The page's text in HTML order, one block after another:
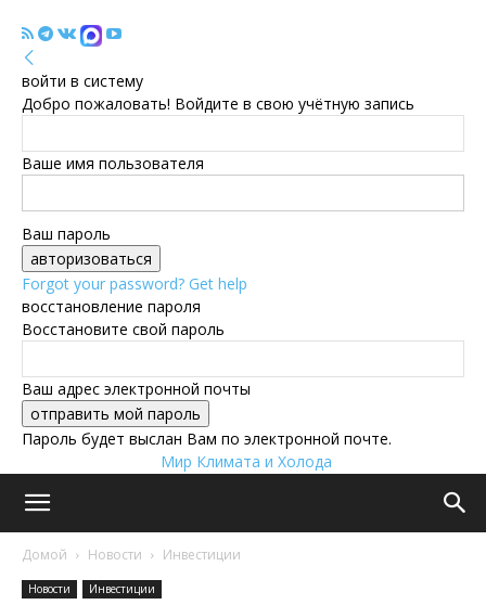
войти в систему
Добро пожаловать! Войдите в свою учётную запись
Ваше имя пользователя
Ваш пароль
Forgot your password? Get help
восстановление пароля
Восстановите свой пароль
Ваш адрес электронной почты
Пароль будет выслан Вам по электронной почте.
Мир Климата и Холода
Домой Новости Инвестиции
Новости Инвестиции